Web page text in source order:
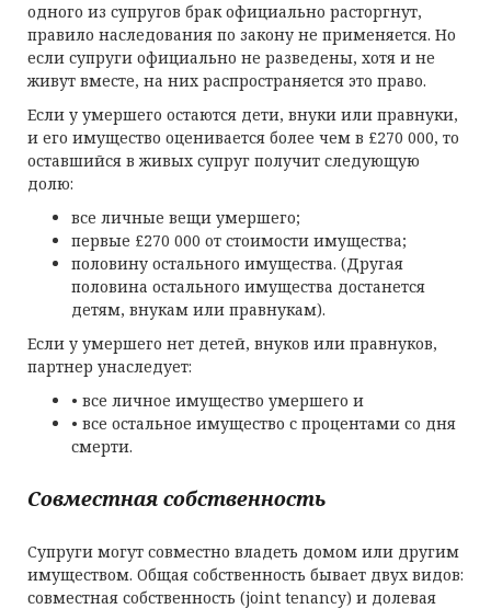
одного из супругов брак официально расторгнут,
правило наследования по закону не применяется. Но
если супруги официально не разведены, хотя и не
живут вместе, на них распространяется это право.
Если у умершего остаются дети, внуки или правнуки,
и его имущество оценивается более чем в £270 000, то
оставшийся в живых супруг получит следующую
долю:
все личные вещи умершего;
первые £270 000 от стоимости имущества;
половину остального имущества. (Другая
половина остального имущества достанется
детям, внукам или правнукам).
Если у умершего нет детей, внуков или правнуков,
партнер унаследует:
• все личное имущество умершего и
• все остальное имущество с процентами со дня
смерти.
Совместная собственность
Супруги могут совместно владеть домом или другим
имуществом. Общая собственность бывает двух видов:
совместная собственность (joint tenancy) и долевая